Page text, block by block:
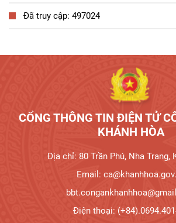
Đã truy cập: 497024
CỔNG THÔNG TIN ĐIỆN TỬ
KHÁNH HÒA
Địa chỉ: 80 Trần Phú, Nha Trang,
Email:
Điện thoại: